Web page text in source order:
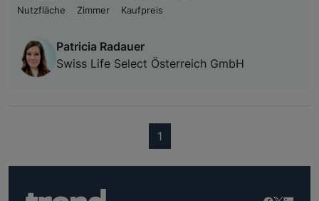
Nutzfläche
Zimmer Kaufpreis
Patricia Radauer
Swiss Life Select Österreich GmbH
1(current)